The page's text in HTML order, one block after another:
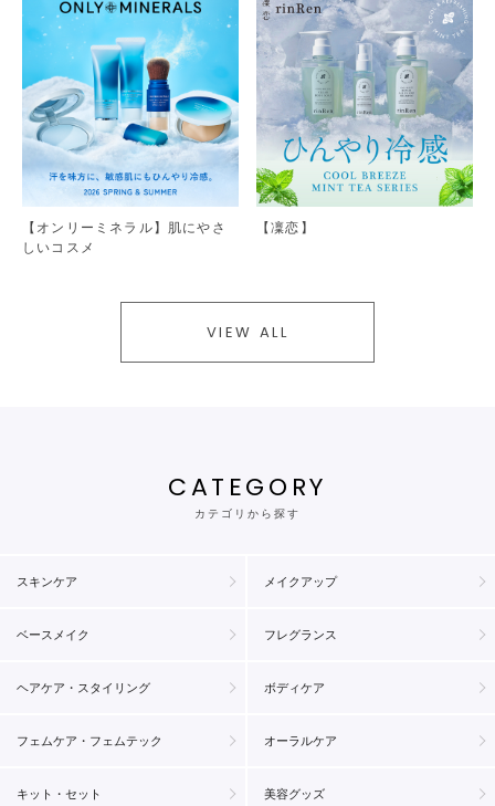
【オンリーミネラル】肌にやさ
しいコスメ
【凜恋】
VIEW ALL
CATEGORY
カテゴリから探す
スキンケア メイクアップ
ベースメイク フレグランス
ヘアケア・スタイリング ボディケア
フェムケア・フェムテック オーラルケア
キット・セット 美容グッズ